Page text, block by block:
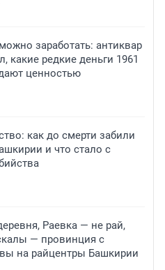
заработать: антиквар
какие редкие деньги 1961
ценностью
как до смерти забили
и что стало с
Раевка — не рай,
— провинция с
на райцентры Башкирии